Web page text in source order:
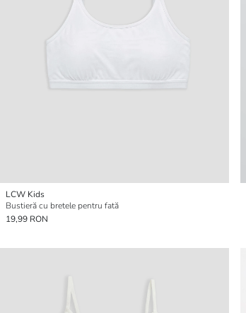
LCW Kids
Bustieră cu bretele pentru fată
19,99 RON